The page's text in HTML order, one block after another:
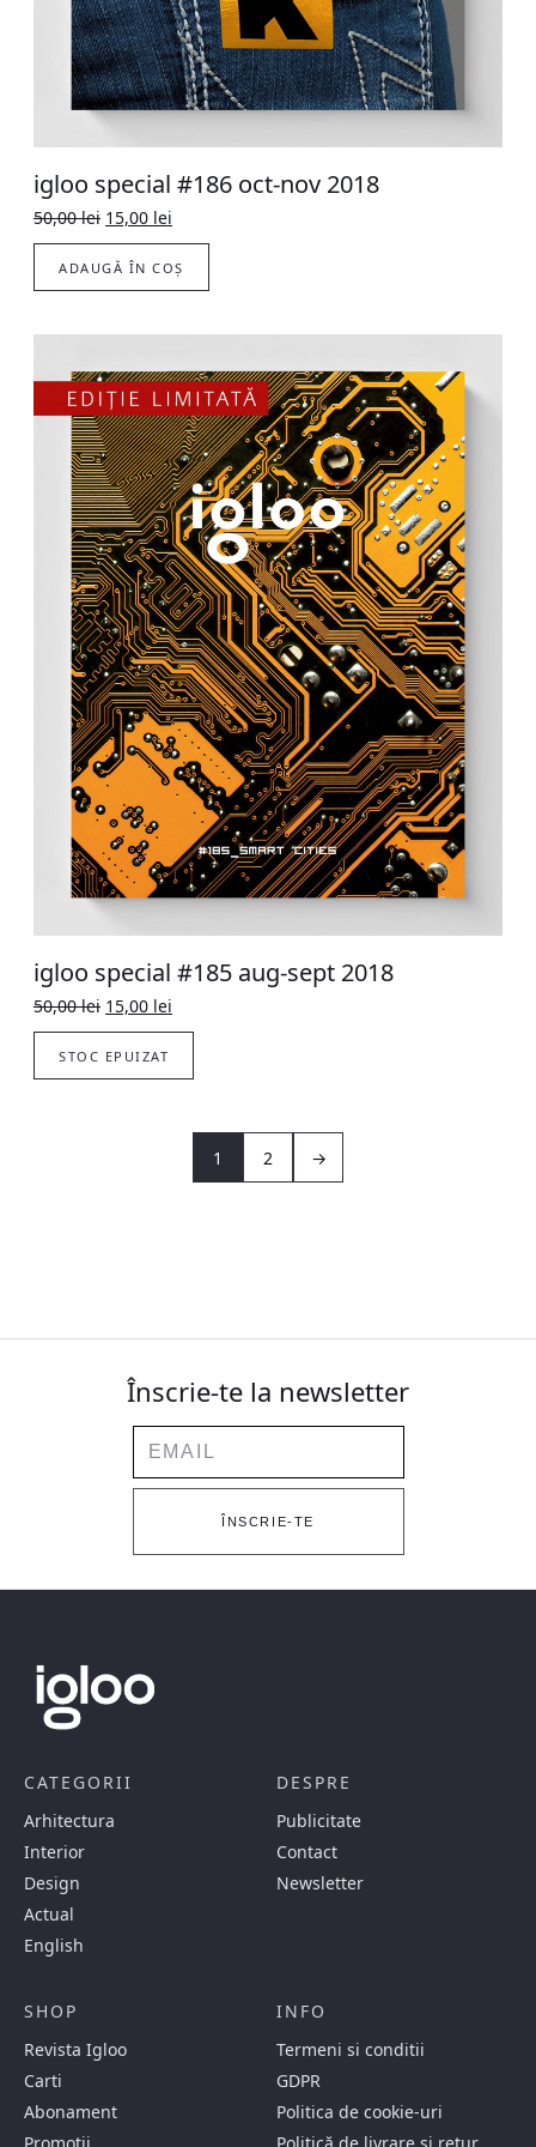
igloo special #186 oct-nov 2018
50,00lei Original
price
was:
50,00 lei.
15,00 lei
price
is:
15,00 lei.
ADAUGĂ ÎN COȘ
igloo special #185 aug-sept 2018
50,00lei Original
price
was:
50,00 lei.
15,00 lei
price
15,00 lei.
STOC EPUIZAT
1 2 →
Înscrie-te la newsletter
Email
ÎNSCRIE-TE
CATEGORII
Arhitectura
Interior
Design
Actual
English
DESPRE
Publicitate
Contact
Newsletter
SHOP
Revista Igloo
Carti
Abonament
INFO
Termeni si conditii
GDPR
Politica de cookie-uri